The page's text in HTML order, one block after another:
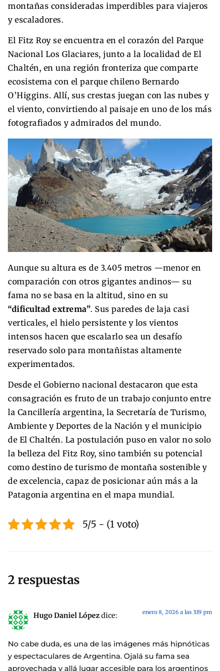
montañas consideradas imperdibles para viajeros
y escaladores.
El Fitz Roy se encuentra en el corazón del Parque
Nacional Los Glaciares, junto a la localidad de El
Chaltén, en una región fronteriza que comparte
ecosistema con el parque chileno Bernardo
O’Higgins. Allí, sus crestas juegan con las nubes y
el viento, convirtiendo al paisaje en uno de los más
fotografiados y admirados del mundo.
Aunque su altura es de 3.405 metros —menor en
comparación con otros gigantes andinos— su
fama no se basa en la altitud, sino en su
“dificultad extrema”. Sus paredes de laja casi
verticales, el hielo persistente y los vientos
intensos hacen que escalarlo sea un desafío
reservado solo para montañistas altamente
experimentados.
Desde el Gobierno nacional destacaron que esta
consagración es fruto de un trabajo conjunto entre
la Cancillería argentina, la Secretaría de Turismo,
Ambiente y Deportes de la Nación y el municipio
de El Chaltén. La postulación puso en valor no solo
la belleza del Fitz Roy, sino también su potencial
como destino de turismo de montaña sostenible y
de excelencia, capaz de posicionar aún más a la
Patagonia argentina en el mapa mundial.
5/5 - (1 voto)
2 respuestas
Hugo Daniel Lópezdice: enero 8, 2026 a las 3:19 pm
No cabe duda, es una de las imágenes más hipnóticas
y espectaculares de Argentina. Ojalá su fama sea
aprovechada y allá lugar accesible para los argentinos